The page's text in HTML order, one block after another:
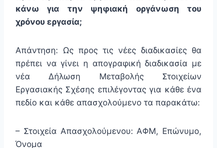
κάνω για την ψηφιακή οργάνωση του
χρόνου εργασία;
Απάντηση: Ως προς τις νέες διαδικασίες θα
πρέπει να γίνει η απογραφική διαδικασία με
νέα Δήλωση Μεταβολής Στοιχείων
Εργασιακής Σχέσης επιλέγοντας για κάθε ένα
πεδίο και κάθε απασχολούμενο τα παρακάτω:
– Στοιχεία Απασχολούμενου: ΑΦΜ, Επώνυμο,
Όνομα